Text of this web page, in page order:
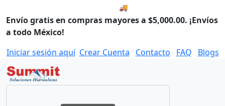
🚚 Envío el Viernes, 07 de
Envío gratis en compras mayores a $5,000.00. ¡Envíos
a todo México!
Iniciar sesión aquí Crear Cuenta Contacto FAQ Blogs